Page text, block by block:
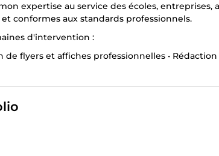
expertise au service des écoles,
conformes aux standards professionnels.
d'intervention :
de flyers et affiches professionnelles •
à fournir un travail de qualité, dans les